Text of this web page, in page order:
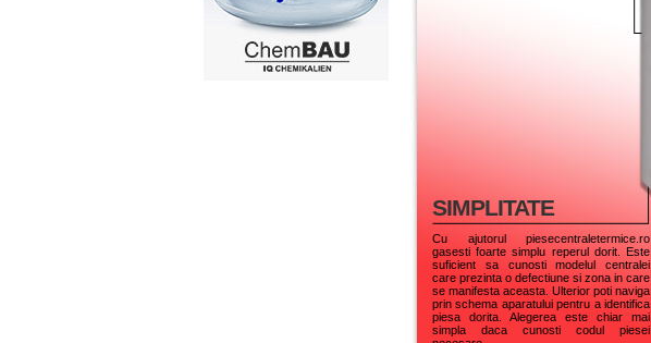
SIMPLITATE
Cu ajutorul piesecentraletermice.ro
gasesti foarte simplu reperul dorit. Este
suficient sa cunosti modelul centralei
care prezinta o defectiune si zona in care
se manifesta aceasta. Ulterior poti naviga
prin schema aparatului pentru a identifica
piesa dorita. Alegerea este chiar mai
simpla daca cunosti codul piesei